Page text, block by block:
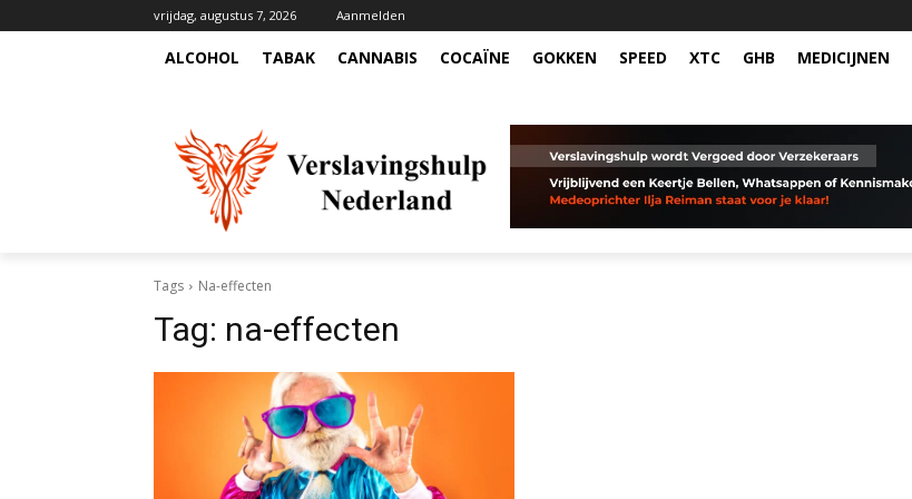
vrijdag, augustus 7, 2026 Aanmelden
ALCOHOL TABAK CANNABIS COCAÏNE GOKKEN SPEED XTC GHB MEDICIJNEN
Tags Na-effecten
Tag: na-effecten